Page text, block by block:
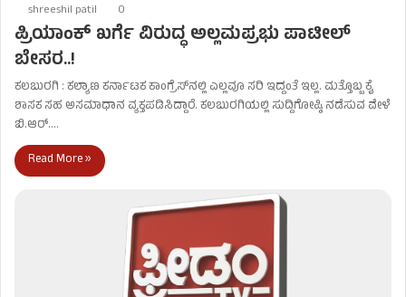
shreeshil patil 0
ಪ್ರಿಯಾಂಕ್ ಖರ್ಗೆ ವಿರುದ್ಧ ಅಲ್ಲಮಪ್ರಭು ಪಾಟೀಲ್
ಬೇಸರ..!
ಕಲಬುರಗಿ : ಕಲ್ಯಾಣ ಕರ್ನಾಟಕ ಕಾಂಗ್ರೆಸ್​ನಲ್ಲಿ ಎಲ್ಲವೂ ಸರಿ ಇದ್ದಂತೆ ಇಲ್ಲ. ಮತ್ತೊಬ್ಬ ಕೈ
ಶಾಸಕ ಸಹ ಅಸಮಾಧಾನ ವ್ಯಕ್ತಪಡಿಸಿದ್ದಾರೆ. ಕಲಬುರಗಿಯಲ್ಲಿ ಸುದ್ದಿಗೋಷ್ಠಿ ನಡೆಸುವ ವೇಳೆ
ಬಿ.ಆರ್.…
Read More »